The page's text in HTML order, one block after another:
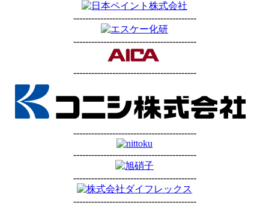
-----------------------------------------
-----------------------------------------
-----------------------------------------
-----------------------------------------
-----------------------------------------
-----------------------------------------
-----------------------------------------